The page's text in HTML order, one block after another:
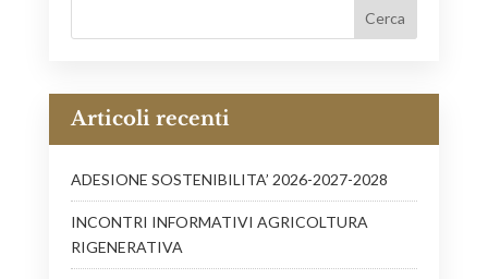
Articoli recenti
ADESIONE SOSTENIBILITA’ 2026-2027-2028
INCONTRI INFORMATIVI AGRICOLTURA
RIGENERATIVA